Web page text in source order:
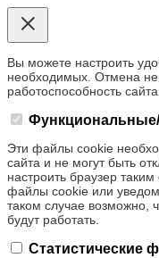
Вы можете настроить
необходимых. Отмена
работоспособность
Эти файлы cookie
сайта и не могут быть
настроить браузер
файлы cookie или
таком случае возможно,
будут работать.
Статистические